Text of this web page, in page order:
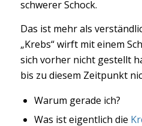
schwerer Schock.
Das ist mehr als
„Krebs“ wirft mit einem
sich vorher nicht gestellt
bis zu diesem Zeitpunkt
Warum gerade ich?
Was ist eigentlich die